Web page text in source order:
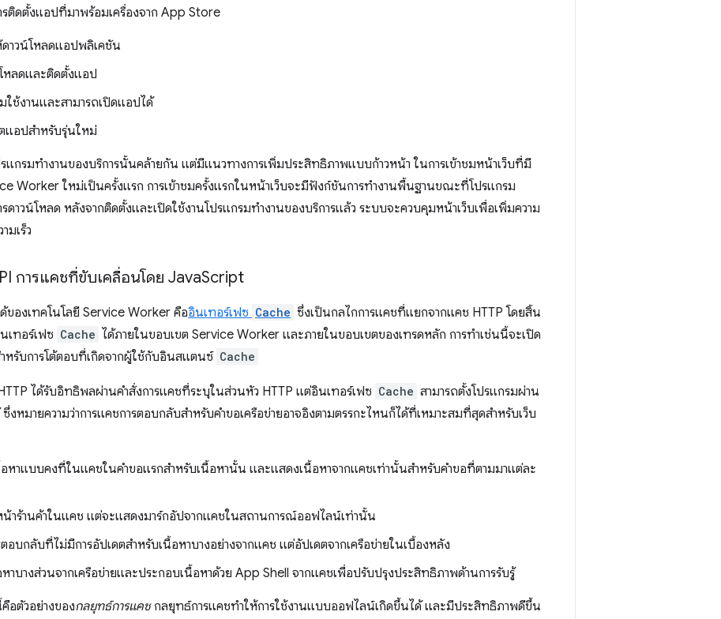
รติดตั้งแอปที่มาพร้อมเครื่องจาก App Store
าวน์โหลดแอปพลิเคชัน
หลดและติดตั้งแอป
ช้งานและสามารถเปิดแอปได้
แอปสำหรับรุ่นใหม่
รแกรมทำงานของบริการนั้นคล้ายกัน แต่มีแนวทางการเพิ่มประสิทธิภาพแบบก้าวหน้า ในการเข้าชมหน้าเว็บที่มี
Worker ใหม่เป็นครั้งแรก การเข้าชมครั้งแรกในหน้าเว็บจะมีฟังก์ชันการทำงานพื้นฐานขณะที่โปรแกรม
ดาวน์โหลด หลังจากติดตั้งและเปิดใช้งานโปรแกรมทำงานของบริการแล้ว ระบบจะควบคุมหน้าเว็บเพื่อเพิ่มความ
มเร็ว
การแคชที่ขับเคลื่อนโดย JavaScript
ของเทคโนโลยี Service Worker คืออินเทอร์เฟซ Cache ซึ่งเป็นกลไกการแคชที่แยกจากแคช HTTP โดยสิ้น
เทอร์เฟซ Cache ได้ภายในขอบเขต Service Worker และภายในขอบเขตของเทรดหลัก การทำเช่นนี้จะเปิด
ำหรับการโต้ตอบที่เกิดจากผู้ใช้กับอินสแตนซ์ Cache
ได้รับอิทธิพลผ่านคำสั่งการแคชที่ระบุในส่วนหัว HTTP แต่อินเทอร์เฟซ Cache สามารถตั้งโปรแกรมผ่าน
งหมายความว่าการแคชการตอบกลับสำหรับคำขอเครือข่ายอาจอิงตามตรรกะไหนก็ได้ที่เหมาะสมที่สุดสำหรับเว็บ
หาแบบคงที่ในแคชในคำขอแรกสำหรับเนื้อหานั้น และแสดงเนื้อหาจากแคชเท่านั้นสำหรับคำขอที่ตามมาแต่ละ
น้าร้านค้าในแคช แต่จะแสดงมาร์กอัปจากแคชในสถานการณ์ออฟไลน์เท่านั้น
อบกลับที่ไม่มีการอัปเดตสำหรับเนื้อหาบางอย่างจากแคช แต่อัปเดตจากเครือข่ายในเบื้องหลัง
าบางส่วนจากเครือข่ายและประกอบเนื้อหาด้วย App Shell จากแคชเพื่อปรับปรุงประสิทธิภาพด้านการรับรู้
อตัวอย่างของกลยุทธ์การแคชกลยุทธ์การแคชทำให้การใช้งานแบบออฟไลน์เกิดขึ้นได้ และมีประสิทธิภาพดีขึ้น